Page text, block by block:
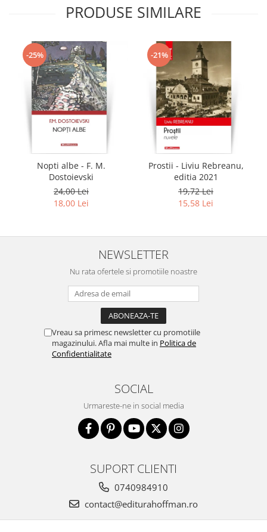
PRODUSE SIMILARE
-25%
Nopti albe - F. M.
Dostoievski
24,00 Lei
18,00 Lei
-21%
Prostii - Liviu Rebreanu,
editia 2021
19,72 Lei
15,58 Lei
NEWSLETTER
Nu rata ofertele si promotiile noastre
Vreau sa primesc newsletter cu promotiile
magazinului. Afla mai multe in Politica de
Confidentialitate
SOCIAL
Urmareste-ne in social media
SUPORT CLIENTI
0740984910
contact@editurahoffman.ro